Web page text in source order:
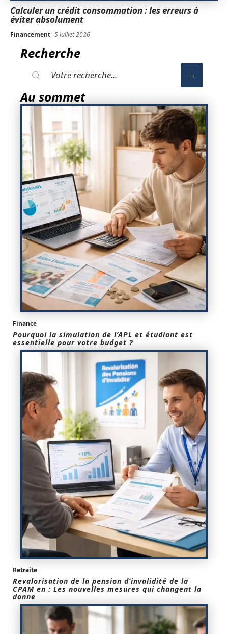
Calculer un crédit consommation : les erreurs à
éviter absolument
Financement 5 juillet 2026
Recherche
Au sommet
Finance
Pourquoi la simulation de l’APL et étudiant est
essentielle pour votre budget ?
Retraite
Revalorisation de la pension d’invalidité de la
CPAM en : Les nouvelles mesures qui changent la
donne